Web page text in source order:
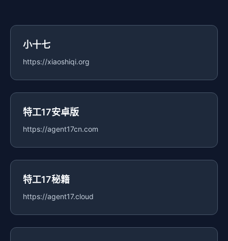
小十七
https://xiaoshiqi.org
特工17安卓版
https://agent17cn.com
特工17秘籍
https://agent17.cloud